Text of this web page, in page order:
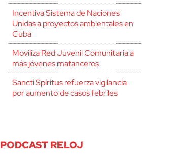
Incentiva Sistema de Naciones
Unidas a proyectos ambientales en
Cuba
Moviliza Red Juvenil Comunitaria a
más jóvenes matanceros
Sancti Spíritus refuerza vigilancia
por aumento de casos febriles
PODCAST RELOJ